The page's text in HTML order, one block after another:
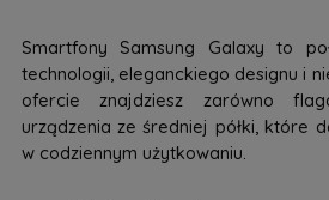
Smartfony Samsung Galaxy to
technologii, eleganckiego designu i
ofercie znajdziesz zarówno
urządzenia ze średniej półki, które
w codziennym użytkowaniu.